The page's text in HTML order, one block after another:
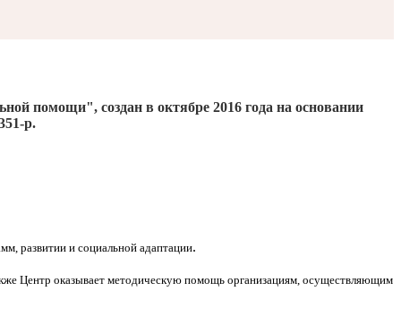
помощи", создан в октябре 2016года на основании
р.
развитии и социальной адаптации.
Центр оказывает методическую помощь организациям, осуществляющим